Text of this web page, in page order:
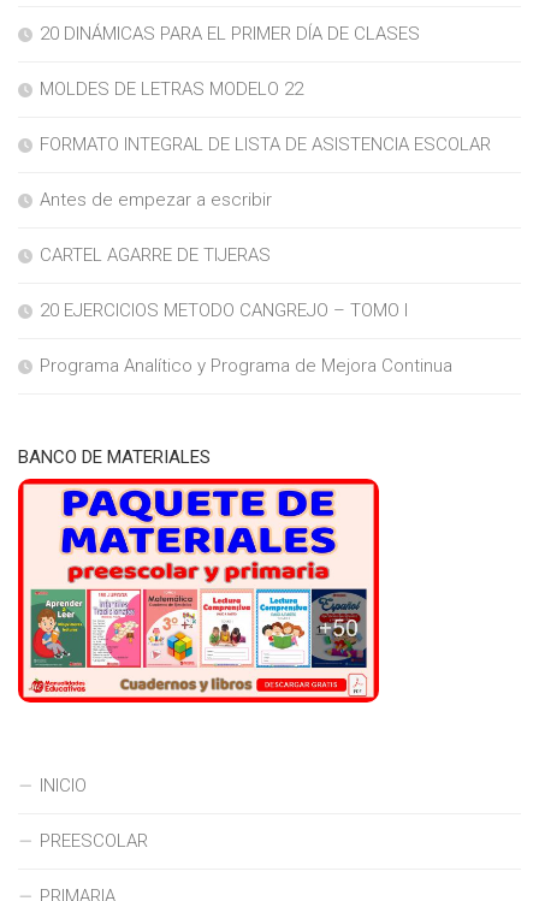
20 DINÁMICAS PARA EL PRIMER DÍA DE CLASES
MOLDES DE LETRAS MODELO 22
FORMATO INTEGRAL DE LISTA DE ASISTENCIA ESCOLAR
Antes de empezar a escribir
CARTEL AGARRE DE TIJERAS
20 EJERCICIOS METODO CANGREJO – TOMO I
Programa Analítico y Programa de Mejora Continua
BANCO DE MATERIALES
INICIO
PREESCOLAR
PRIMARIA